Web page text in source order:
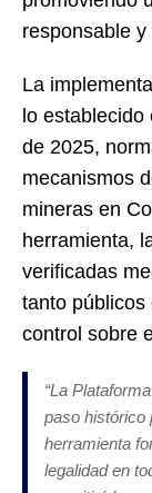
responsable
La
lo establecido
de 2025,
mecanismos
mineras en
herramienta,
verificadas
tanto públicos
control sobre
“La
paso histórico
herramienta
legalidad en